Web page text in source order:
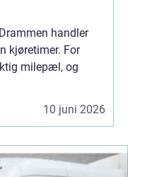
handler
kjøretimer. For
milepæl, og
10 juni 2026